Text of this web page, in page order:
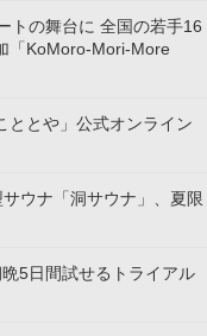
トの舞台に 全国の若手16
「KoMoro-Mori-More
とや」公式オンライン
ウナ「洞サウナ」、夏限
5日間試せるトライアル